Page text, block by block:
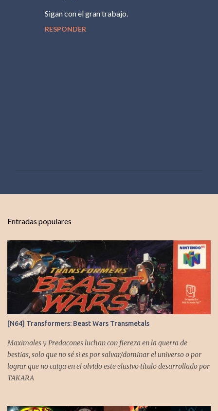
Sigan con el gran trabajo.
RESPONDER
u
i
a
u
n
c
m
n
t
r
i
Entradas populares
[N64] Transformers: Beast Wars Transmetals
Maximales y Predacones luchan con fiereza en la guerra de
bestias, solo que no sé si es por salvar/dominar el universo o por
lograr que no caiga en el olvido este elusivo título desarrollado por
TAKARA